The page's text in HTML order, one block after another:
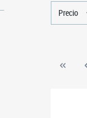
Precio